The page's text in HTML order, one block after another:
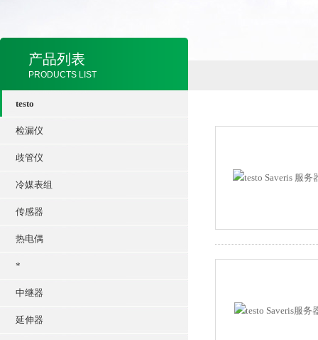
产品列表
PRODUCTS LIST
testo
检漏仪
歧管仪
冷媒表组
传感器
热电偶
*
中继器
延伸器